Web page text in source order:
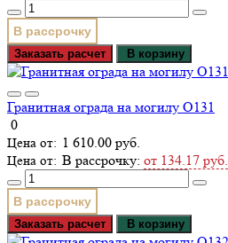
В рассрочку
Заказать расчет В корзину
Гранитная ограда на могилу О131
0
1 610.00 руб.
В рассрочку: от 134.17 руб.
В рассрочку
Заказать расчет В корзину